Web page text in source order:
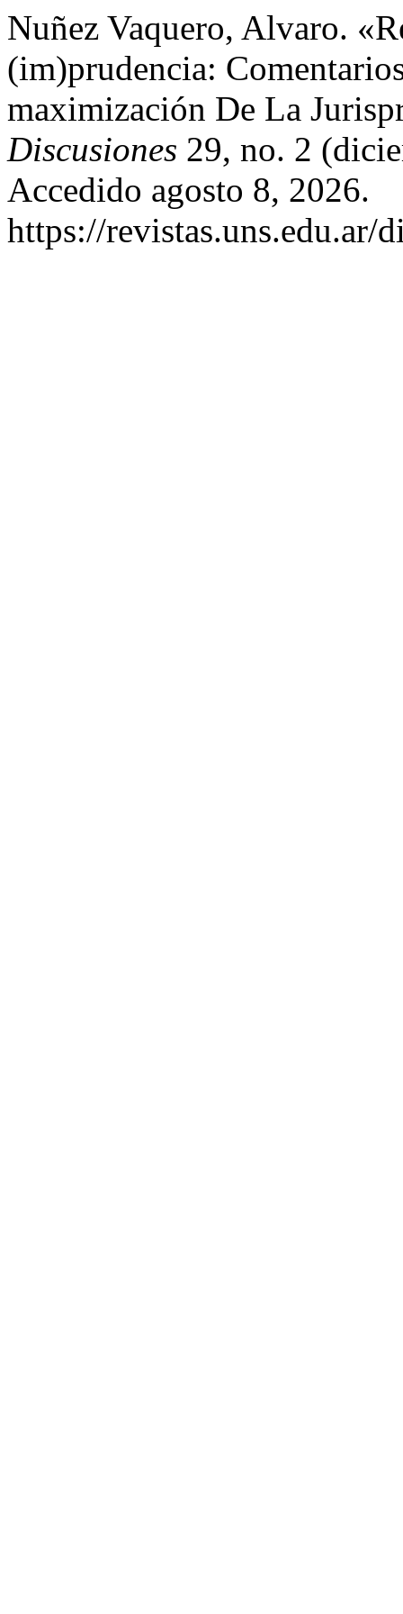
Nuñez Vaquero, Alvaro.
(im)prudencia:
maximización De La
Discusiones 29, no. 2
Accedido agosto 8, 2026.
https://revistas.uns.edu.ar/